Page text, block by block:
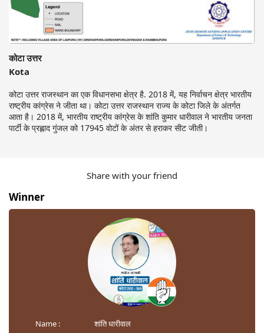
कोटा उत्तर
Kota
कोटा उत्तर राजस्थान का एक विधानसभा क्षेत्र है. 2018 में, यह निर्वाचन क्षेत्र भारतीय
राष्ट्रीय कांग्रेस ने जीता था। कोटा उत्तर राजस्थान राज्य के कोटा जिले के अंतर्गत
आता है। 2018 में, भारतीय राष्ट्रीय कांग्रेस के शांति कुमार धारीवाल ने भारतीय जनता
पार्टी के प्रह्लाद गुंजल को 17945 वोटों के अंतर से हराकर सीट जीती।
Share with your friend
Winner
Name :
शांति धारीवाल